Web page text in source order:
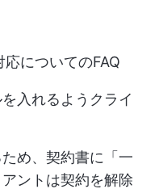
についてのFAQ
入れるようクライ
め、契約書に「一
ントは契約を解除